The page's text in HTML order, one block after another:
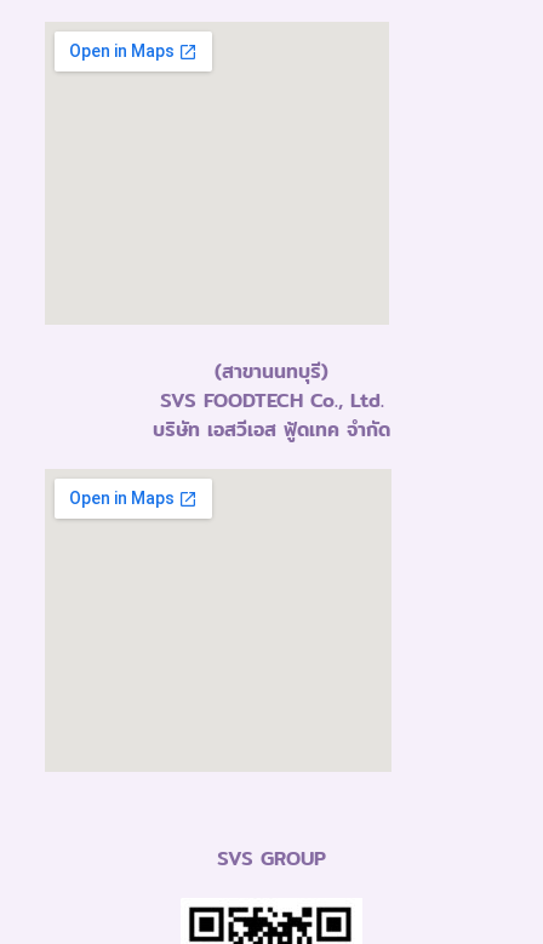
(สาขานนทบุรี)
SVS FOODTECH Co., Ltd.
บริษัท เอสวีเอส ฟู้ดเทค จำกัด
SVS GROUP